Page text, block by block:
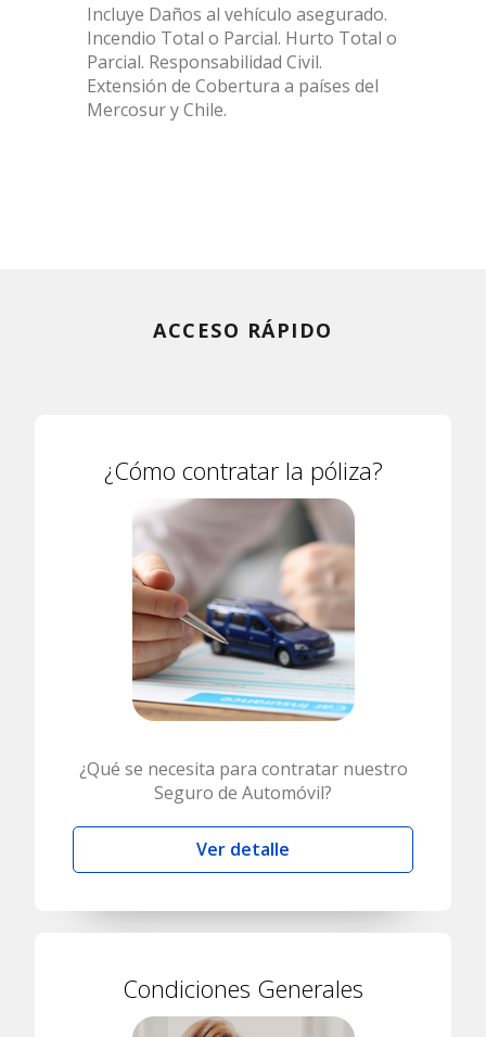
Incluye Daños al vehículo asegurado.
Incendio Total o Parcial. Hurto Total o
Parcial. Responsabilidad Civil.
Extensión de Cobertura a países del
Mercosur y Chile.
ACCESO RÁPIDO
¿Cómo contratar la póliza?
¿Qué se necesita para contratar nuestro
Seguro de Automóvil?
Ver detalle
Condiciones Generales